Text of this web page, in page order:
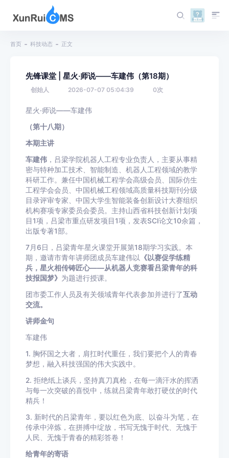
首页 科技动态 正文
先锋课堂 | 星火·师说——车建伟（第18期）
创始人 2026-07-07 05:04:39 0次
星火·师说——车建伟
（第十八期）
本期主讲
车建伟 ，吕梁学院机器人工程专业负责人，主要从事精
密与特种加工技术、智能制造、机器人工程领域的教学
科研工作。兼任中国机械工程学会高级会员、国际仿生
工程学会会员、中国机械工程领域高质量科技期刊分级
目录评审专家、中国大学生智能装备创新设计大赛组织
机构赛项专家委员会委员。主持山西省科技创新计划项
目1项，吕梁市重点研发项目1项，发表SCI论文10余篇，
出版专著1部。
7月6日，吕梁青年星火课堂开展第18期学习实践。本
期，邀请市青年讲师团成员车建伟以
《以赛促学练精
兵，星火相传铸匠心——从机器人竞赛看吕梁青年的科
技报国梦》 为题进行授课。
团市委工作人员及有关领域青年代表参加并进行了互动
交流。
讲师金句
车建伟
1. 胸怀国之大者，肩扛时代重任，我们要把个人的青春
梦想，融入科技强国的伟大实践中。
2. 拒绝纸上谈兵，坚持真刀真枪，在每一滴汗水的挥洒
与每一次突破的喜悦中，练就吕梁青年敢打硬仗的时代
精兵！
3. 新时代的吕梁青年，要以红色为底、以奋斗为笔，在
传承中淬炼，在拼搏中绽放，书写无愧于时代、无愧于
人民、无愧于青春的精彩答卷！
给青年的寄语